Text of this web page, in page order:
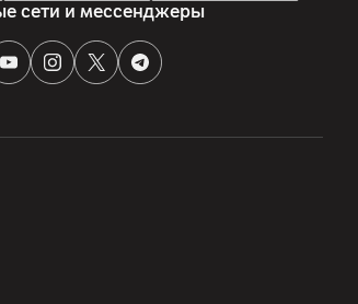
сети и мессенджеры